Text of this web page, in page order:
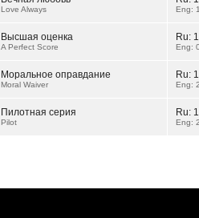
Love Always Eng:
Высшая оценка
A Perfect Score
Ru:
Eng:
Моральное оправдание
Moral Waiver
Ru:
Eng:
Пилотная серия
Pilot
Ru:
Eng: